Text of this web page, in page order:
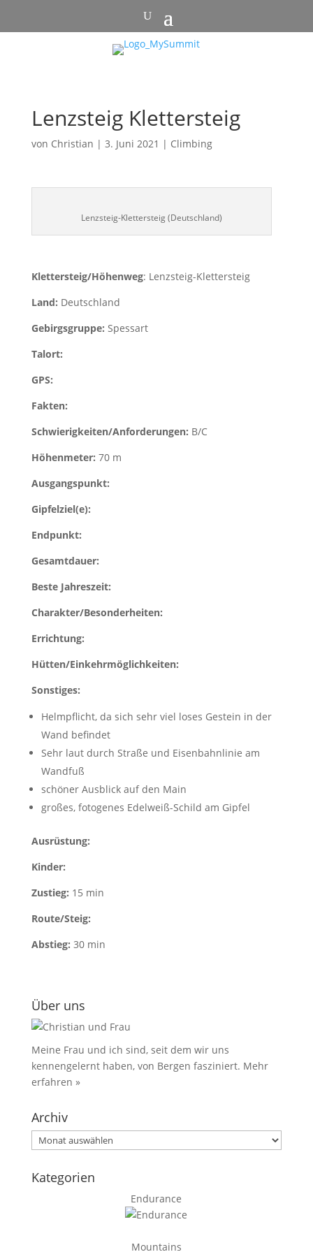
Lenzsteig Klettersteig
von Christian | 3. Juni 2021 | Climbing
Lenzsteig-Klettersteig (Deutschland)
Klettersteig/Höhenweg: Lenzsteig-Klettersteig
Land: Deutschland
Gebirgsgruppe: Spessart
Talort:
GPS:
Fakten:
Schwierigkeiten/Anforderungen: B/C
Höhenmeter: 70 m
Ausgangspunkt:
Gipfelziel(e):
Endpunkt:
Gesamtdauer:
Beste Jahreszeit:
Charakter/Besonderheiten:
Errichtung:
Hütten/Einkehrmöglichkeiten:
Sonstiges:
Helmpflicht, da sich sehr viel loses Gestein in der
Wand befindet
Sehr laut durch Straße und Eisenbahnlinie am
Wandfuß
schöner Ausblick auf den Main
großes, fotogenes Edelweiß-Schild am Gipfel
Ausrüstung:
Kinder:
Zustieg: 15 min
Route/Steig:
Abstieg: 30 min
Über uns
Meine Frau und ich sind, seit dem wir uns
kennengelernt haben, von Bergen fasziniert. Mehr
erfahren »
Archiv
Archiv
Kategorien
Endurance
Mountains